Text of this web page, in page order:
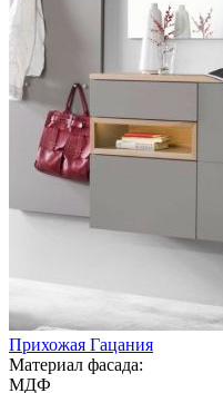
Прихожая Гацания
Материал фасада:
МДФ